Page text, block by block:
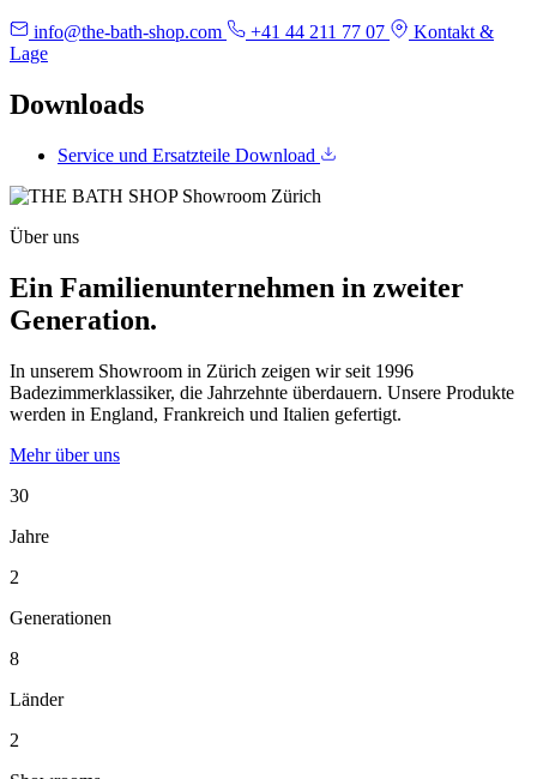
info@the-bath-shop.com +41 44 211 77 07
Kontakt &
Lage
Downloads
Service und Ersatzteile Download
Über uns
Ein Familienunternehmen in zweiter
Generation.
In unserem Showroom in Zürich zeigen wir seit 1996
Badezimmerklassiker, die Jahrzehnte überdauern. Unsere Produkte
werden in England, Frankreich und Italien gefertigt.
Mehr über uns
30
Jahre
2
Generationen
8
Länder
2